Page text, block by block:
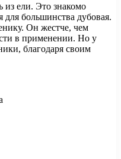
ели. Это знакомо
большинства дубовая.
Он жестче, чем
в применении. Но у
благодаря своим